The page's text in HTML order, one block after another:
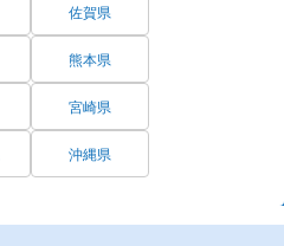
佐賀県
熊本県
宮崎県
沖縄県